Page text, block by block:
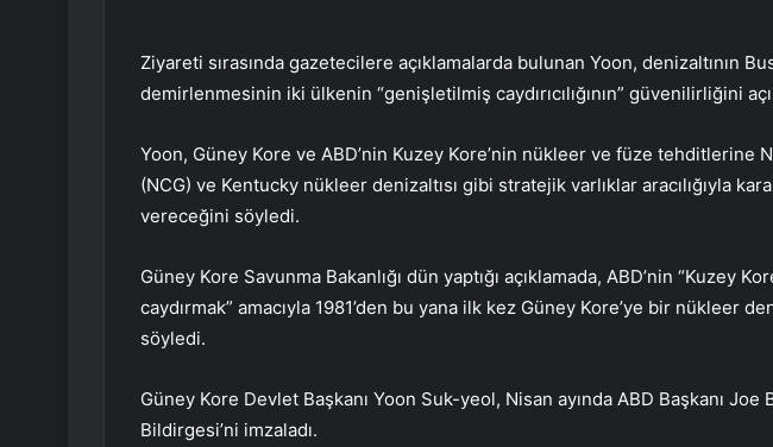
Ziyareti sırasında gazetecilere açıklamalarda bulunan Yoon, denizaltının
demirlenmesinin iki ülkenin “genişletilmiş caydırıcılığının” güvenilirliğini
Yoon, Güney Kore ve ABD’nin Kuzey Kore’nin nükleer ve füze tehditlerine
(NCG) ve Kentucky nükleer denizaltısı gibi stratejik varlıklar aracılığıyla
vereceğini söyledi.
Güney Kore Savunma Bakanlığı dün yaptığı açıklamada, ABD’nin “Kuzey
caydırmak” amacıyla 1981’den bu yana ilk kez Güney Kore’ye bir nükleer
söyledi.
Güney Kore Devlet Başkanı Yoon Suk-yeol, Nisan ayında ABD Başkanı
Bildirgesi’ni imzaladı.